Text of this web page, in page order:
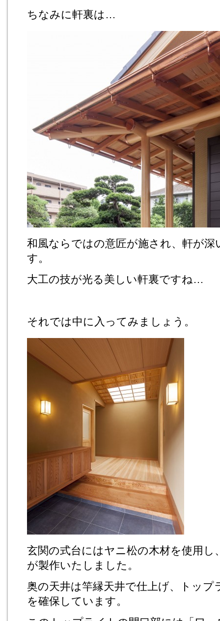
ちなみに軒裏は…
和風ならではの意匠が施され、軒が
す。
大工の技が光る美しい軒裏ですね…
それでは中に入ってみましょう。
玄関の式台にはヤニ松の木材を使用し
が製作いたしました。
奥の天井は竿縁天井で仕上げ、トップ
を確保しています。